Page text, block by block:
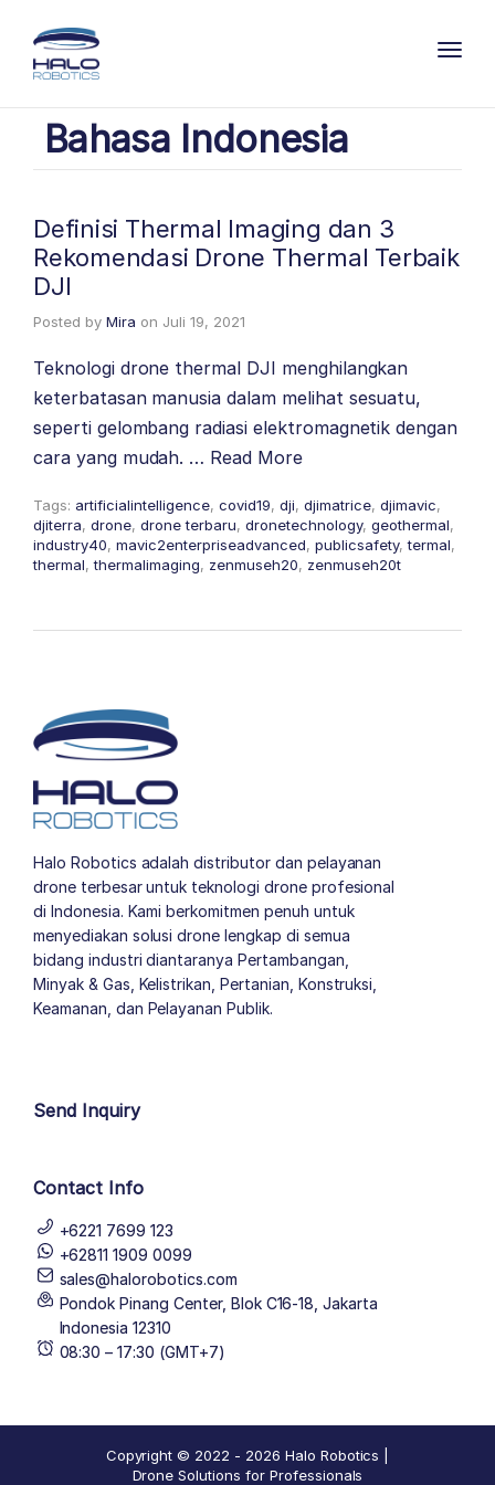
Bahasa Indonesia
Definisi Thermal Imaging dan 3
Rekomendasi Drone Thermal Terbaik
DJI
Posted by Mira on Juli 19, 2021
Teknologi drone thermal DJI menghilangkan
keterbatasan manusia dalam melihat sesuatu,
seperti gelombang radiasi elektromagnetik dengan
cara yang mudah. … Read More
Tags: artificialintelligence, covid19, dji, djimatrice, djimavic,
djiterra, drone, drone terbaru, dronetechnology, geothermal,
industry40, mavic2enterpriseadvanced, publicsafety,termal,
thermal,thermalimaging, zenmuseh20, zenmuseh20t
Halo Robotics adalah distributor dan pelayanan
drone terbesar untuk teknologi drone profesional
di Indonesia. Kami berkomitmen penuh untuk
menyediakan solusi drone lengkap di semua
bidang industri diantaranya Pertambangan,
Minyak & Gas, Kelistrikan, Pertanian, Konstruksi,
Keamanan, dan Pelayanan Publik.
Send Inquiry
Contact Info
+6221 7699 123
+62811 1909 0099
sales@halorobotics.com
Pondok Pinang Center, Blok C16-18, Jakarta
Indonesia 12310
08:30 – 17:30 (GMT+7)
Copyright © 2022 - 2026 Halo Robotics |
Drone Solutions for Professionals